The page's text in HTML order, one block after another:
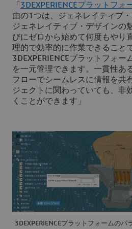
「 3DEXPERIENCEプラットフォ
由の1つは、ジェネレイティブ
ジェネレイティブ・デザインの
びにゼロから始めて何度もやり
理的で効率的に作業できること
3DEXPERIENCEプラットフォー
を一元管理できます。一貫性あ
フローでシームレスに情報を共
ジェクトに関わっていても、非
くことができます」
3DEXPERIENCEプラットフォームの